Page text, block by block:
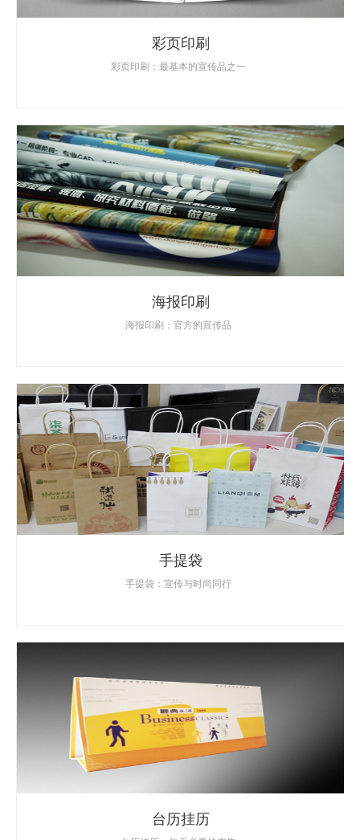
彩页印刷
彩页印刷：最基本的宣传品之一
海报印刷
海报印刷：官方的宣传品
手提袋
手提袋：宣传与时尚同行
台历挂历